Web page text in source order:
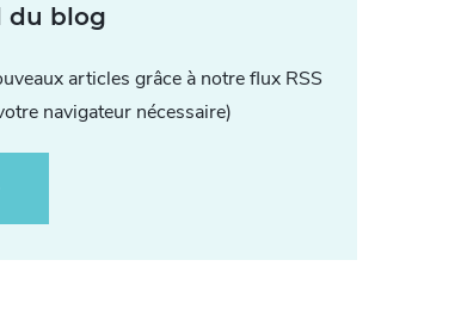
du blog
articles grâce à notre flux RSS
navigateur nécessaire)